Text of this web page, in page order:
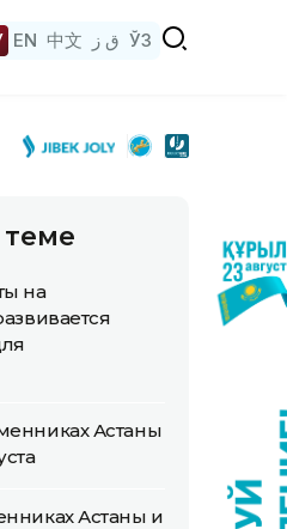
EN 中文 ق ز ЎЗ
на
Астаны
Астаны и